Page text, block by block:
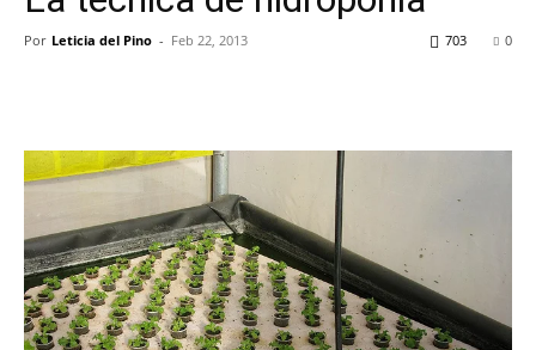
Por Leticia del Pino - Feb 22, 2013 0
703